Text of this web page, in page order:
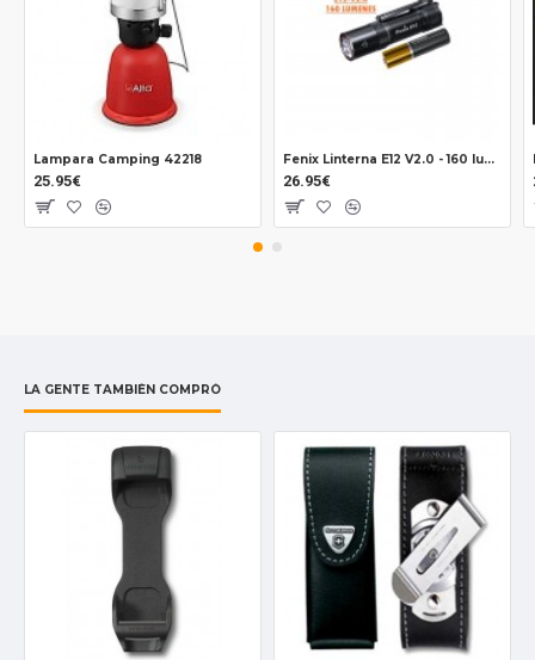
La corriente de espera está por debajo de 10uA
Lampara Camping 42218
25.95€
Fenix Linterna E12 V2.0 - 160 lumens
26.95€
LA GENTE TAMBIÉN COMPRÓ